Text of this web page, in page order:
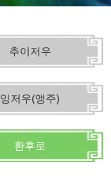
추이저우
잉저우(앵주)
환후로